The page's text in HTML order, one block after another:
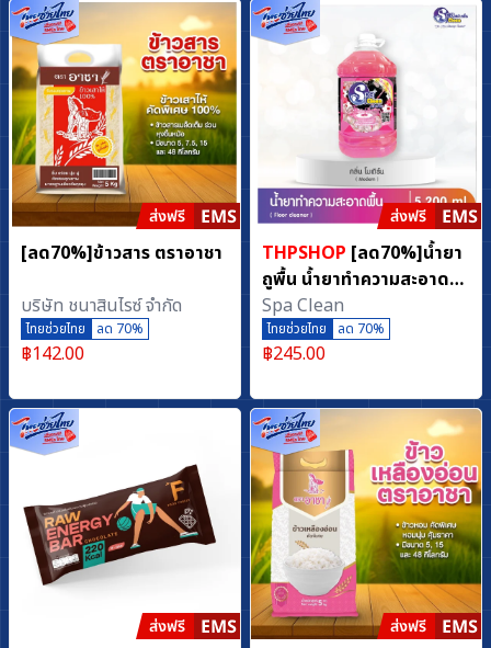
[ลด70%]ข้าวสาร ตราอาชา
บริษัท ชนาสินไรซ์ จำกัด
ไทยช่วยไทย ลด 70%
฿142.00
THPSHOP [ลด70%]น้ำยา
ถูพื้น น้ำยาทำความสะอาด
พื้น กลิ่นหอมหรูหรา ขนาด
5200 มล. Modern
Spa Clean
ไทยช่วยไทย ลด 70%
฿245.00